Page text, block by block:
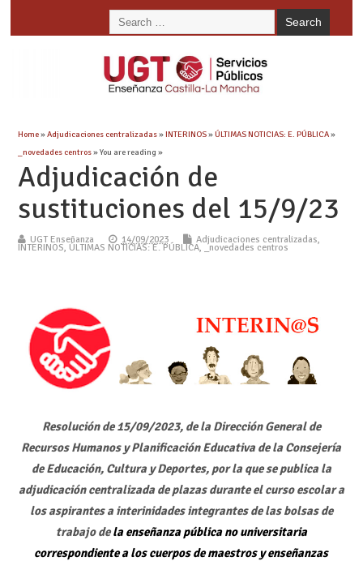
Home»Adjudicaciones centralizadas»INTERINOS»ÚLTIMAS NOTICIAS: E. PÚBLICA»
_novedades centros» You are reading »
Adjudicación de
sustituciones del 15/9/23
UGT Enseñanza 14/09/2023 Adjudicaciones centralizadas,
INTERINOS, ÚLTIMAS NOTICIAS: E. PÚBLICA, _novedades centros
Resolución de 15/09/2023, de la Dirección General de
Recursos Humanos y Planificación Educativa de la Consejería
de Educación, Cultura y Deportes, por la que se publica la
adjudicación centralizada de plazas durante el curso escolar a
los aspirantes a interinidades integrantes de las bolsas de
trabajo dela enseñanza pública no universitaria
correspondiente a los cuerpos de maestros y enseñanzas